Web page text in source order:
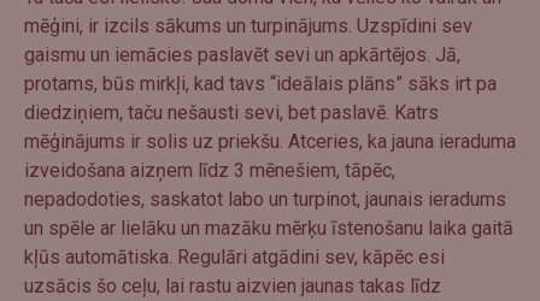
mēģini, ir izcils sākums un turpinājums. Uzspīdini sev
gaismu un iemācies paslavēt sevi un apkārtējos. Jā,
protams, būs mirkļi, kad tavs “ideālais plāns” sāks irt pa
diedziņiem, taču nešausti sevi, bet paslavē. Katrs
mēģinājums ir solis uz priekšu. Atceries, ka jauna ieraduma
izveidošana aizņem līdz 3 mēnešiem, tāpēc,
nepadodoties, saskatot labo un turpinot, jaunais ieradums
un spēle ar lielāku un mazāku mērķu īstenošanu laika gaitā
kļūs automātiska. Regulāri atgādini sev, kāpēc esi
uzsācis šo ceļu, lai rastu aizvien jaunas takas līdz